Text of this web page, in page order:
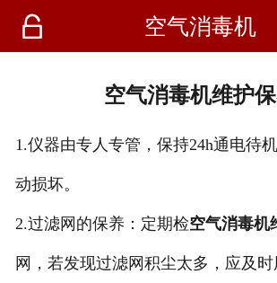
 空气消毒机
空气消毒机维护
1.仪器由专人专管，保持24h通电待
动损坏。
2.过滤网的保养：定期检空气消毒机
网，若发现过滤网积尘太多，应及